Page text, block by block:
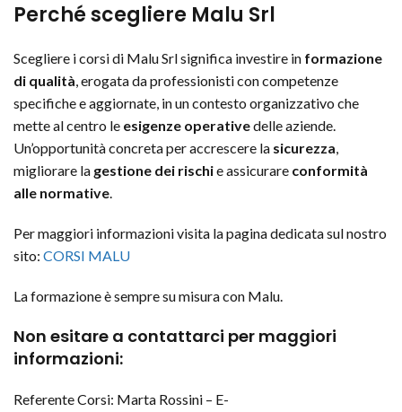
Perché scegliere Malu Srl
Scegliere i corsi di Malu Srl significa investire in formazione
di qualità, erogata da professionisti con competenze
specifiche e aggiornate, in un contesto organizzativo che
mette al centro le esigenze operativedelle aziende.
Un’opportunità concreta per accrescere la sicurezza,
migliorare la gestione dei rischie assicurare conformità
alle normative.
Per maggiori informazioni visita la pagina dedicata sul nostro
sito: CORSI MALU
La formazione è sempre su misura con Malu.
Non esitare a contattarci per maggiori
informazioni:
Referente Corsi: Marta Rossini – E-